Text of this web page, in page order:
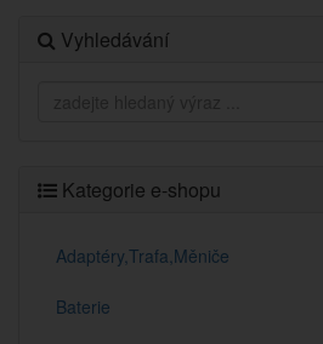
Vyhledávání
Kategorie e-shopu
Adaptéry,Trafa,Měniče
Baterie